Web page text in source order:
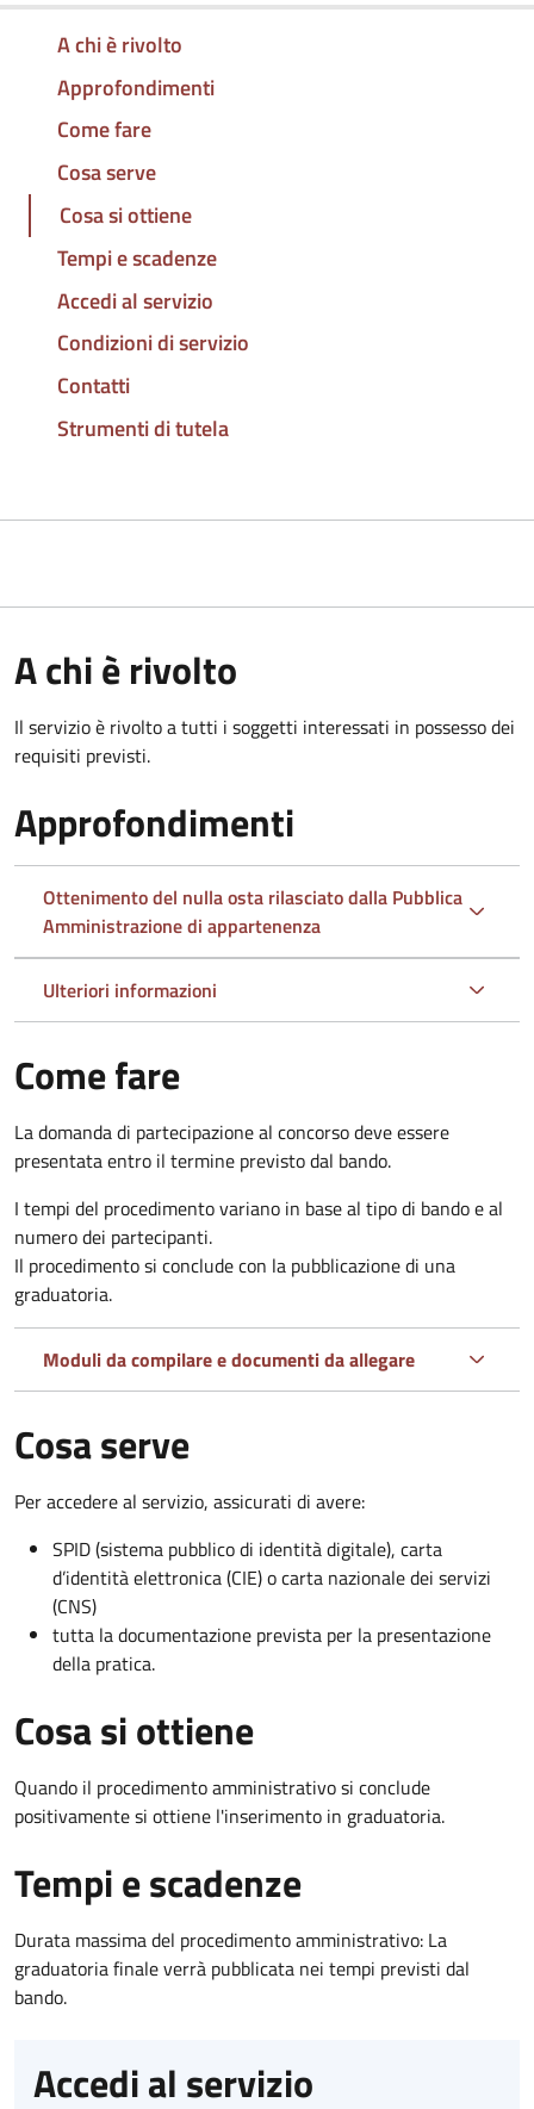
A chi è rivolto
Approfondimenti
Come fare
Cosa serve
Cosa si ottiene
Tempi e scadenze
Accedi al servizio
Condizioni di servizio
Contatti
Strumenti di tutela
A chi è rivolto
Il servizio è rivolto a tutti i soggetti interessati in possesso dei
requisiti previsti.
Approfondimenti
Ottenimento del nulla osta rilasciato dalla Pubblica
Amministrazione di appartenenza
Ulteriori informazioni
Come fare
La domanda di partecipazione al concorso deve essere
presentata entro il termine previsto dal bando.
I tempi del procedimento variano in base al tipo di bando e al
numero dei partecipanti.
Il procedimento si conclude con la pubblicazione di una
graduatoria.
Moduli da compilare e documenti da allegare
Cosa serve
Per accedere al servizio, assicurati di avere:
SPID (sistema pubblico di identità digitale), carta
d’identità elettronica (CIE) o carta nazionale dei servizi
(CNS)
tutta la documentazione prevista per la presentazione
della pratica.
Cosa si ottiene
Quando il procedimento amministrativo si conclude
positivamente si ottiene l'inserimento in graduatoria.
Tempi e scadenze
Durata massima del procedimento amministrativo: La
graduatoria finale verrà pubblicata nei tempi previsti dal
bando.
Accedi al servizio